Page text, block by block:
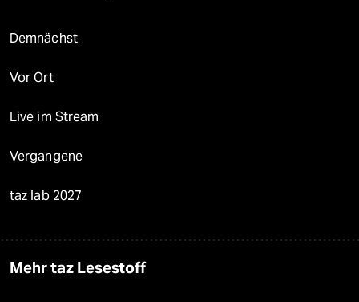
Demnächst
Vor Ort
Live im Stream
Vergangene
taz lab 2027
Mehr taz Lesestoff